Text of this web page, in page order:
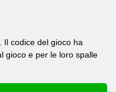
Il codice del gioco ha
gioco e per le loro spalle